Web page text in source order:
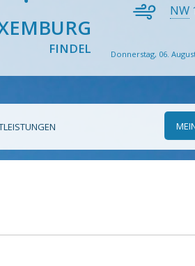
FINDEL
NW
Donnerstag, 06.